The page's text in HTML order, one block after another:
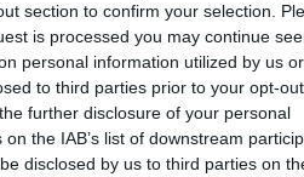
section to confirm your selection.
is processed you may continue
personal information utilized by us or
to third parties prior to your opt-
further disclosure of your personal
the IAB’s list of downstream
disclosed by us to third parties on
Polska w
w Europie, a Polska znalazła
z rankingu francuskiego
powstało na podstawie ocen 60
znalazły się także Francja,